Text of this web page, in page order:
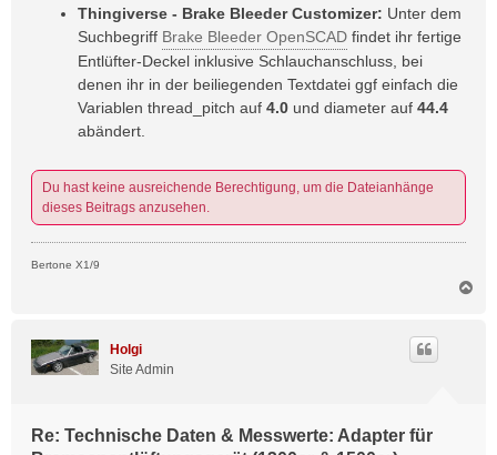
Thingiverse - Brake Bleeder Customizer: Unter dem
Suchbegriff Brake Bleeder OpenSCAD findet ihr fertige
Entlüfter-Deckel inklusive Schlauchanschluss, bei
denen ihr in der beiliegenden Textdatei ggf einfach die
Variablen thread_pitch auf 4.0 und diameter auf 44.4
abändert.
Du hast keine ausreichende Berechtigung, um die Dateianhänge
dieses Beitrags anzusehen.
Bertone X1/9
Holgi
Site Admin
Re: Technische Daten & Messwerte: Adapter für